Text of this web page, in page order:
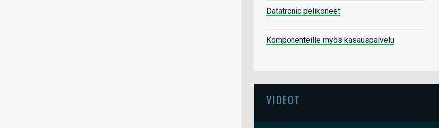
Datatronic pelikoneet
Komponenteille myös kasauspalvelu
VIDEOT